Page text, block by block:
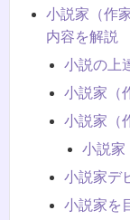
小説家（作
内容を解説
小説の上
小説家（
小説家（
小説家
小説家デ
小説家を